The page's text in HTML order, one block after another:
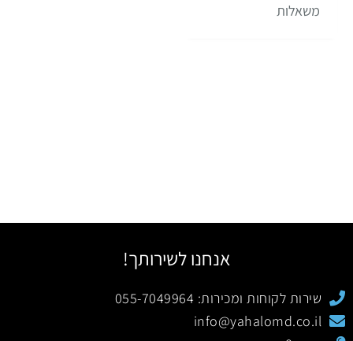
משאלות
אנחנו לשירותך!
שירות לקוחות ומכירות: 055-7049964
info@yahalomd.co.il